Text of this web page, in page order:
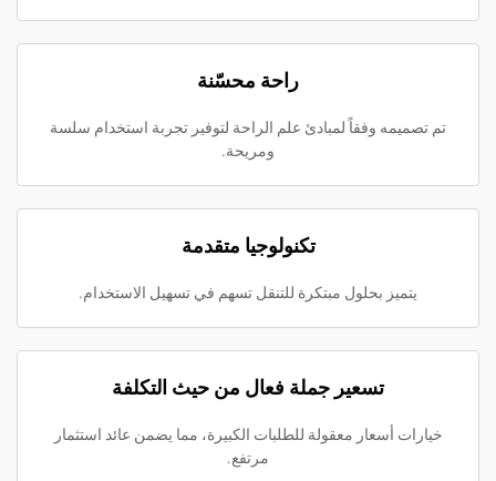
راحة محسّنة
وفقاً لمبادئ علم الراحة لتوفير تجربة استخدام سلسة
تكنولوجيا متقدمة
بحلول مبتكرة للتنقل تسهم في تسهيل الاستخدام.
تسعير جملة فعال من حيث التكلفة
معقولة للطلبات الكبيرة، مما يضمن عائد استثمار